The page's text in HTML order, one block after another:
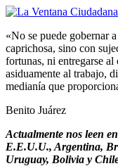
«No se puede gobernar
caprichosa, sino con
fortunas, ni entregarse
asiduamente al trabajo,
medianía que
Benito Juárez
Actualmente nos leen
E.E.U.U., Argentina,
Uruguay, Bolivia y